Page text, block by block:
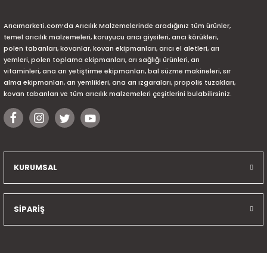
Arıcımarketi.com’da Arıcılık Malzemelerinde aradığınız tüm ürünler,
temel arıcılık malzemeleri, koruyucu arıcı giysileri, arıcı körükleri,
polen tabanları, kovanlar, kovan ekipmanları, arıcı el aletleri, arı
yemleri, polen toplama ekipmanları, arı sağlığı ürünleri, arı
vitaminleri, ana arı yetiştirme ekipmanları, bal süzme makineleri, sır
alma ekipmanları, arı yemlikleri, ana arı ızgaraları, propolis tuzakları,
kovan tabanları ve tüm arıcılık malzemeleri çeşitlerini bulabilirsiniz.
KURUMSAL
SİPARİŞ